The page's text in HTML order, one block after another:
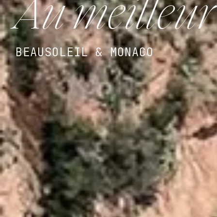
BEAUSOLEIL & MONACO